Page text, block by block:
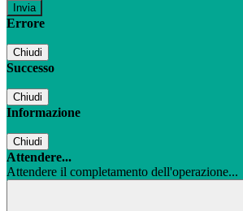
Errore
Chiudi
Successo
Chiudi
Informazione
Chiudi
Attendere...
Attendere il completamento dell'operazione...